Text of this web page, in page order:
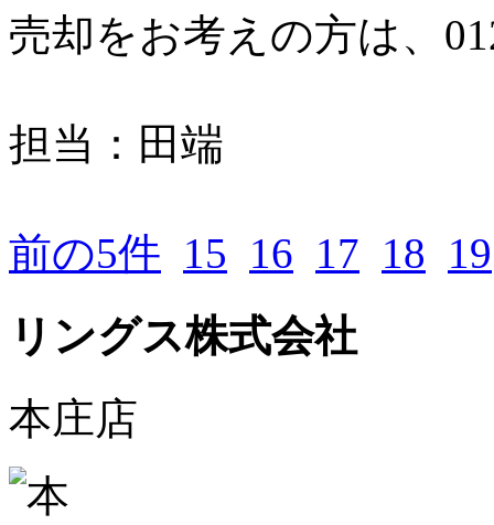
売却をお考えの方は、
担当：田端
前の5件 15 16 17 18 19
リングス株式会社
本庄店